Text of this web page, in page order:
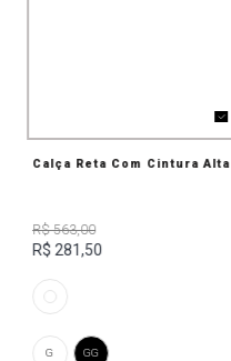
Calça Reta Com Cintura Alta
R$ 563,00
R$ 281,50
G GG